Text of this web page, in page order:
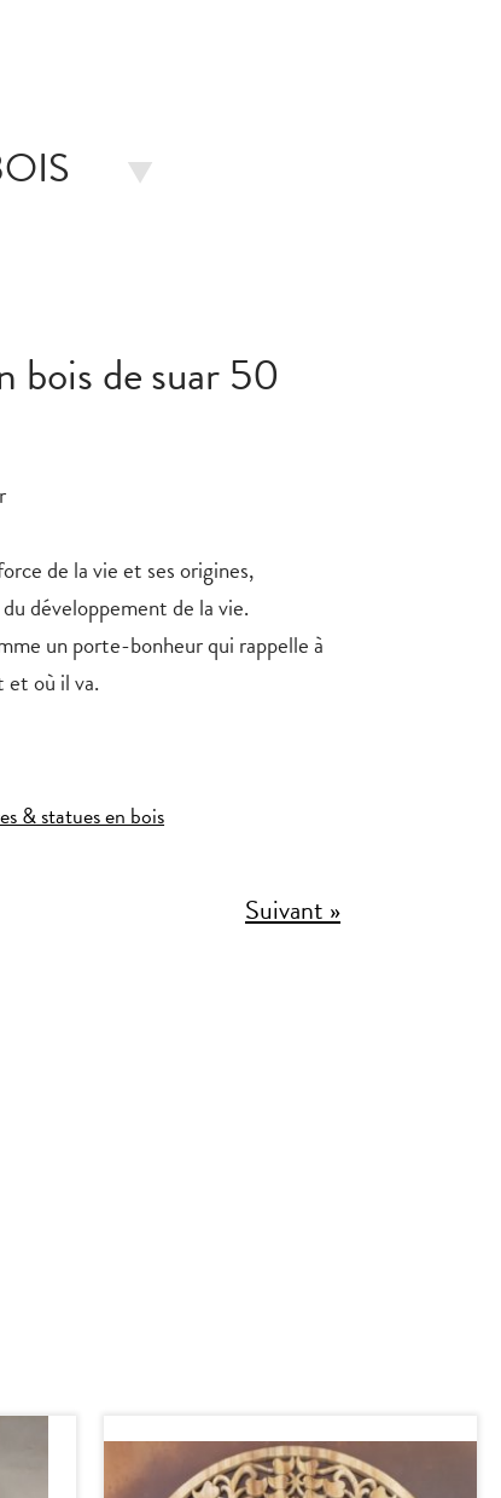
bois de suar 50
de la vie et ses origines,
développement de la vie.
un porte-bonheur qui rappelle à
et où il va.
& statues en bois
Suivant »